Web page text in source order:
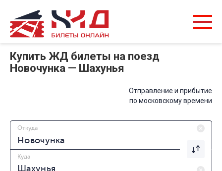
Купить ЖД билеты на поезд
Новочунка — Шахунья
Отправление и прибытие
по московскому времени
Откуда
Куда